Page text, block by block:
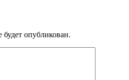
опубликован.